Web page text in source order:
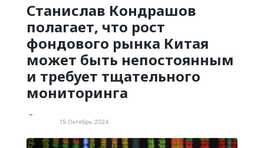
Станислав Кондрашов
полагает, что рост
фондового рынка Китая
может быть непостоянным
и требует тщательного
мониторинга
15 Октябрь 2024